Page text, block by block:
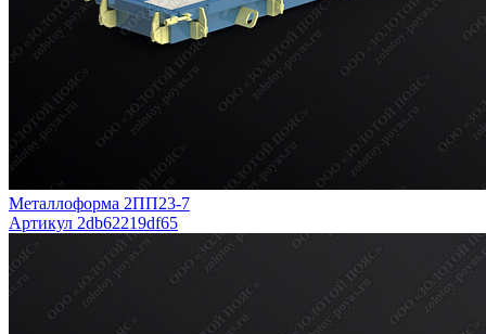
Металлоформа 2ПП23-7
Артикул 2db62219df65